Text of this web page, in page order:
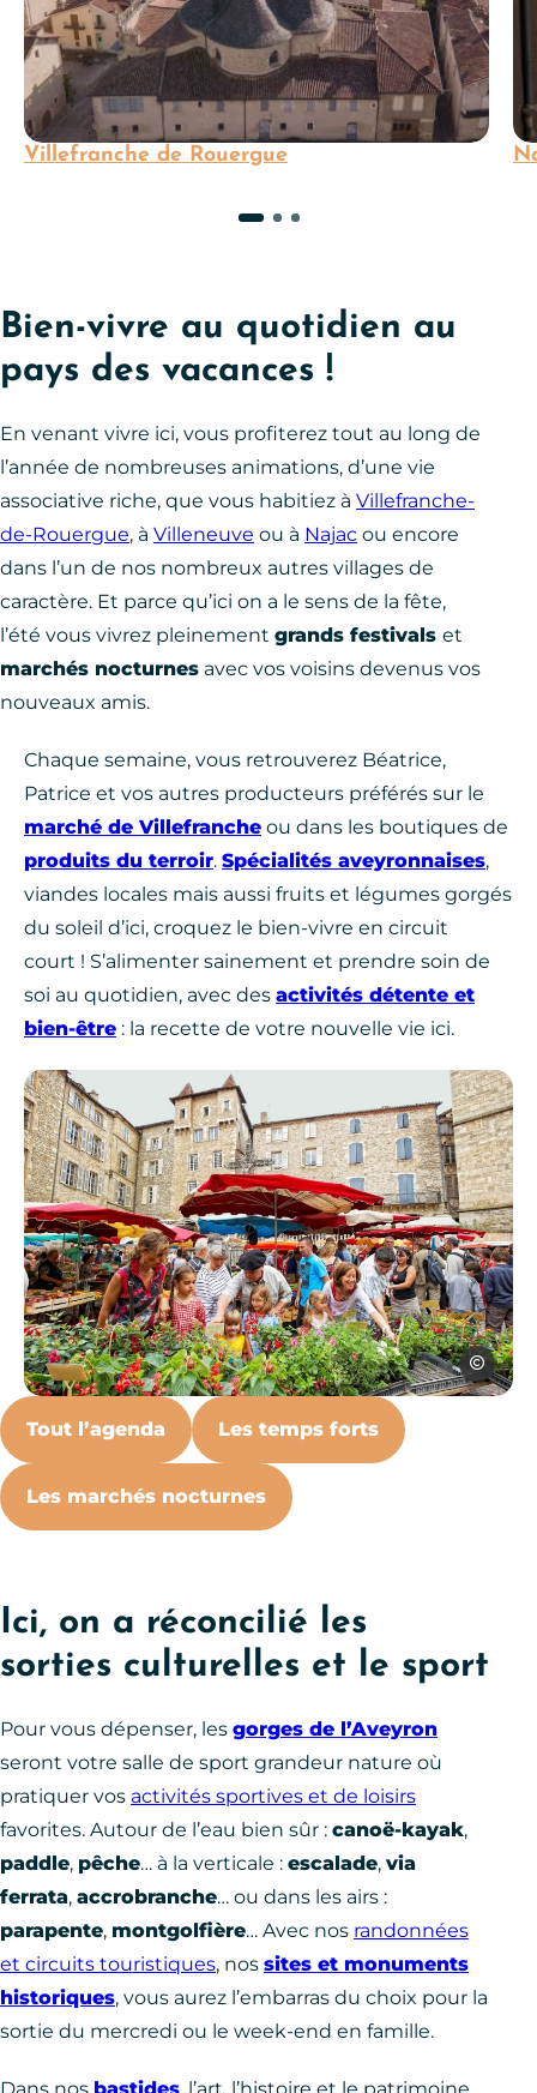
Villefranche de Rouergue
Bien-vivre au quotidien au
pays des vacances !
En venant vivre ici, vous profiterez tout au long de
l’année de nombreuses animations, d’une vie
associative riche, que vous habitiez à Villefranche-
de-Rouergue, à Villeneuve ou à Najac ou encore
dans l’un de nos nombreux autres villages de
caractère. Et parce qu’ici on a le sens de la fête,
l’été vous vivrez pleinement grands festivals et
marchés nocturnes avec vos voisins devenus vos
nouveaux amis.
Photo, © D.Viet
D.Viet
Chaque semaine, vous retrouverez Béatrice,
Patrice et vos autres producteurs préférés sur le
marché de Villefranche ou dans les boutiques de
produits du terroir. Spécialités aveyronnaises,
viandes locales mais aussi fruits et légumes gorgés
du soleil d’ici, croquez le bien-vivre en circuit
court ! S’alimenter sainement et prendre soin de
soi au quotidien, avec des activités détente et
bien-être : la recette de votre nouvelle vie ici.
Tout l’agenda Les temps forts
Les marchés nocturnes
Ici, on a réconcilié les
sorties culturelles et le sport
Pour vous dépenser, les gorges de l’Aveyron
seront votre salle de sport grandeur nature où
pratiquer vos activités sportives et de loisirs
favorites. Autour de l’eau bien sûr : canoë-kayak,
paddle, pêche… à la verticale : escalade, via
ferrata, accrobranche… ou dans les airs :
parapente, montgolfière… Avec nos randonnées
et circuits touristiques, nos sites et monuments
historiques, vous aurez l’embarras du choix pour la
sortie du mercredi ou le week-end en famille.